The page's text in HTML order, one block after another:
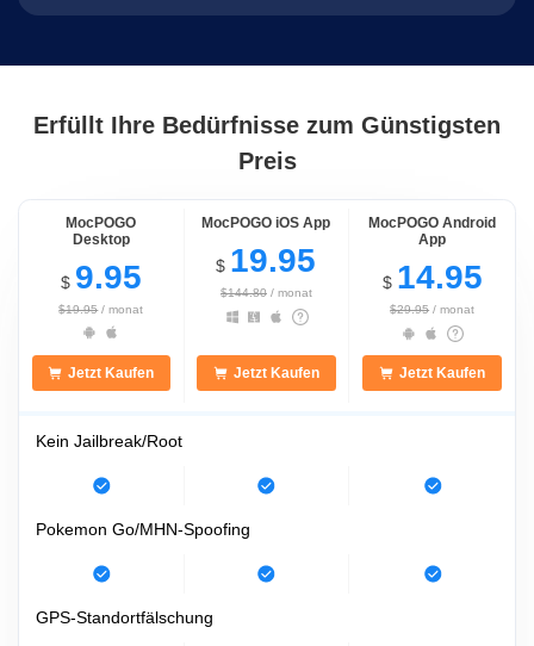
Erfüllt Ihre Bedürfnisse zum Günstigsten
Preis
MocPOGO
Desktop
$ 9.95
$19.95 / monat
Jetzt Kaufen
MocPOGO iOS App
$ 19.95
$144.80 / monat
Jetzt Kaufen
MocPOGO Android
App
$ 14.95
$29.95 / monat
Jetzt Kaufen
Kein Jailbreak/Root
Pokemon Go/MHN-Spoofing
GPS-Standortfälschung